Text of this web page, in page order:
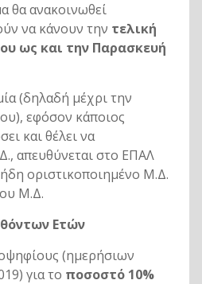
θα ανακοινωθεί
να κάνουν την τελική
ως και την Παρασκευή
(δηλαδή μέχρι την
εφόσον κάποιος
και θέλει να
απευθύνεται στο ΕΠΑΛ
οριστικοποιημένο Μ.Δ.
Μ.Δ.
Ετών
(ημερήσιων
για το ποσοστό 10%